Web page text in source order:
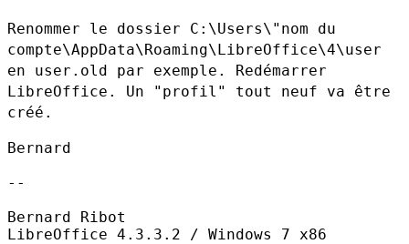
Renommer le dossier C:\Users\"nom du
compte\AppData\Roaming\LibreOffice\4\user
en user.old par exemple. Redémarrer
LibreOffice. Un "profil" tout neuf va être
créé.
Bernard
--
Bernard Ribot
LibreOffice 4.3.3.2 / Windows 7 x86